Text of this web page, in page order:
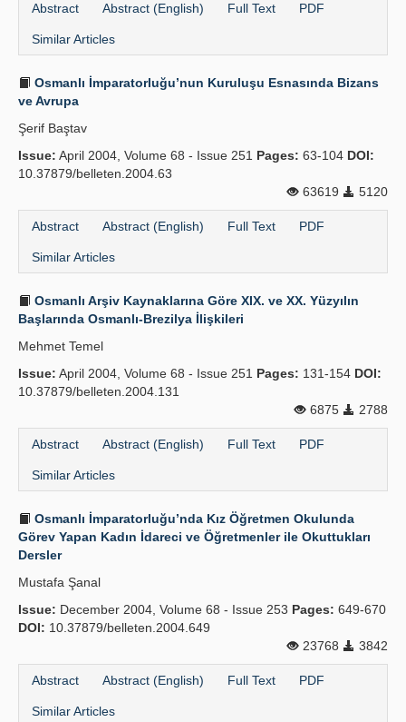
Abstract Abstract (English) Full Text PDF
Similar Articles
Osmanlı İmparatorluğu’nun Kuruluşu Esnasında Bizans
ve Avrupa
Şerif Baştav
Issue: April 2004, Volume 68 - Issue 251 Pages: 63-104 DOI:
10.37879/belleten.2004.63
63619
5120
Abstract Abstract (English) Full Text PDF
Similar Articles
Osmanlı Arşiv Kaynaklarına Göre XIX. ve XX. Yüzyılın
Başlarında Osmanlı-Brezilya İlişkileri
Mehmet Temel
Issue: April 2004, Volume 68 - Issue 251 Pages: 131-154 DOI:
10.37879/belleten.2004.131
6875
2788
Abstract Abstract (English) Full Text PDF
Similar Articles
Osmanlı İmparatorluğu’nda Kız Öğretmen Okulunda
Görev Yapan Kadın İdareci ve Öğretmenler ile Okuttukları
Dersler
Mustafa Şanal
Issue: December 2004, Volume 68 - Issue 253 Pages: 649-670
DOI: 10.37879/belleten.2004.649
23768
3842
Abstract Abstract (English) Full Text PDF
Similar Articles